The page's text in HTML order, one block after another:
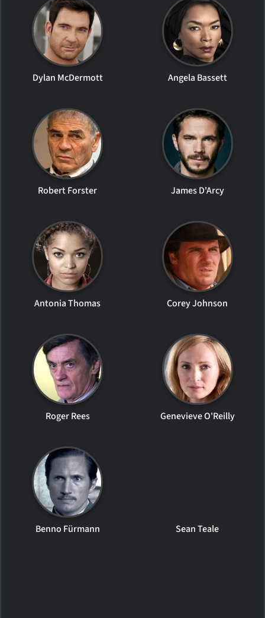
Dylan McDermott Angela Bassett
Robert Forster James D'Arcy
Antonia Thomas Corey Johnson
Roger Rees Genevieve O'Reilly
Benno Fürmann Sean Teale